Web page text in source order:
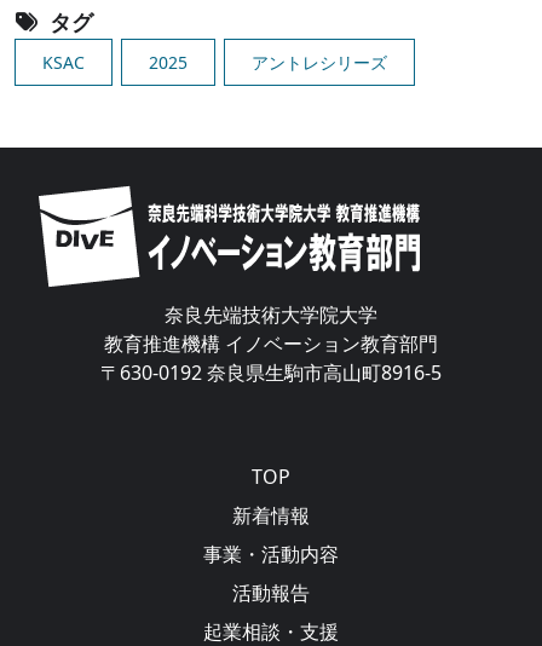
タグ
KSAC 2025 アントレシリーズ
Image
奈良先端技術大学院大学
教育推進機構 イノベーション教育部門
〒630-0192 奈良県生駒市高山町8916-5
TOP
新着情報
事業・活動内容
活動報告
起業相談・支援